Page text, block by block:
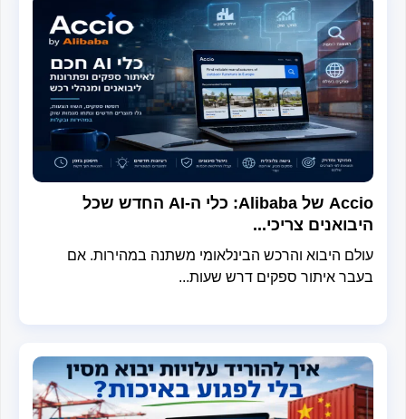
Accio של Alibaba: כלי ה-AI החדש שכל
צריכי...
היבוא והרכש הבינלאומי משתנה במהירות. אם
איתור ספקים דרש שעות...